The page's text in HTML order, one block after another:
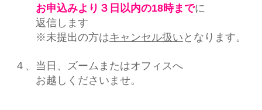
お申込みより３日以内の18時までに
返信します
※未提出の方はキャンセル扱い となります。
４、当日、ズームまたはオフィスへ
お越しくださいませ。